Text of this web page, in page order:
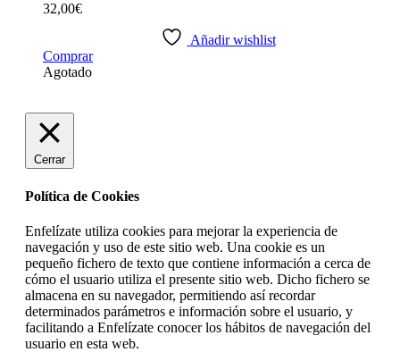
32,00€
Añadir wishlist
Comprar
Agotado
Cerrar
Política de Cookies
Enfelízate utiliza cookies para mejorar la experiencia de
navegación y uso de este sitio web. Una cookie es un
pequeño fichero de texto que contiene información a cerca de
cómo el usuario utiliza el presente sitio web. Dicho fichero se
almacena en su navegador, permitiendo así recordar
determinados parámetros e información sobre el usuario, y
facilitando a Enfelízate conocer los hábitos de navegación del
usuario en esta web.